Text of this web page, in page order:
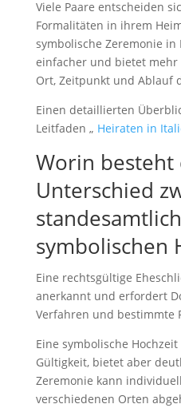
Viele Paare entscheiden
Formalitäten in ihrem
symbolische Zeremonie
einfacher und bietet
Ort, Zeitpunkt und Ablauf
Einen detaillierten
Leitfaden „ Heiraten in
Worin besteht
Unterschied
symbolischen
Eine rechtsgültige
anerkannt und erfordert
Verfahren und bestimmte
Eine symbolische
Gültigkeit, bietet aber
Zeremonie kann
verschiedenen Orten